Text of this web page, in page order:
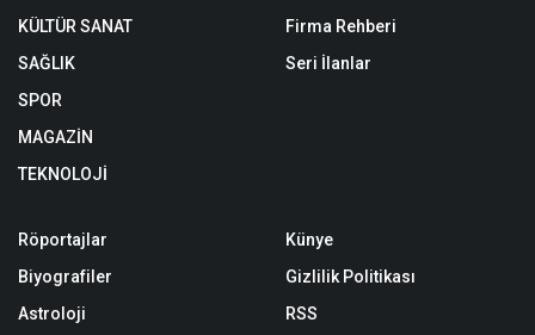
KÜLTÜR SANAT
SAĞLIK
SPOR
MAGAZİN
TEKNOLOJİ
Firma Rehberi
Seri İlanlar
Röportajlar
Biyografiler
Astroloji
Künye
Gizlilik Politikası
RSS